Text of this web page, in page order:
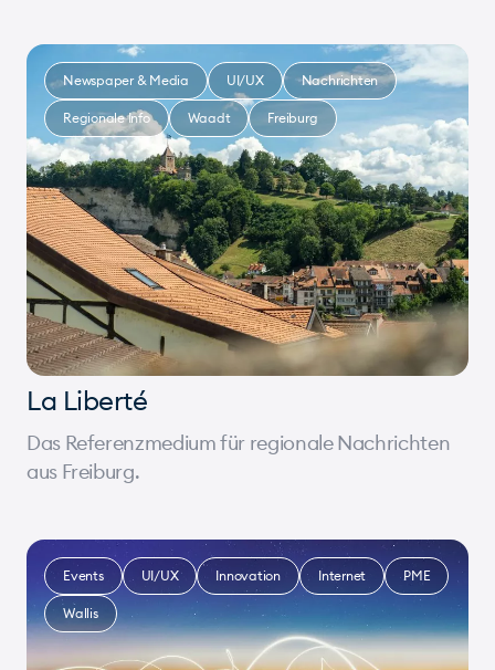
La Liberté
Das Referenzmedium für regionale Nachrichten
aus Freiburg.
Newspaper & Media UI/UX Nachrichten
Regionale Info Waadt Freiburg
Events UI/UX Innovation Internet PME
Wallis